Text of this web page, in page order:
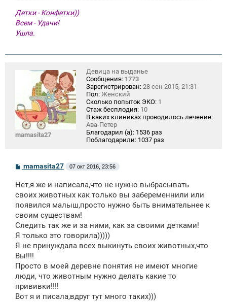
Детки - Конфетки))
Всем - Удачи!
Ушла.
mamasita27
Девица на выданье
Сообщения: 1773
Зарегистрирован: 28 сен 2015, 21:31
Пол: Женский
Сколько попыток ЭКО: 1
Стаж бесплодия: 10
В каких клиниках проводилось лечение:
Ава-Петер
Благодарил (а): 1536 раз
Поблагодарили: 1037 раз
С
б
щ
н
и
mamasita27 07 окт 2016, 23:56
Нет,я же и написала,что не нужно выбрасывать
своих животных как только вы забеременнили или
появился малыш,просто нужно быть внимательнее к
своим существам!
Следить так же и за ними, как за своими детками!
Я только это говорила)))))
Я не принуждала всех выкинуть своих животных,что
Вы!!!!
Просто в моей деревне понятия не имеют многие
люди, что животным нужно делать какие то
прививки!!!!
Вот я и писала,вдруг тут много таких)))